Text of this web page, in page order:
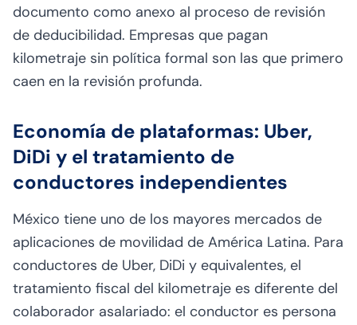
documento como anexo al proceso de revisión
de deducibilidad. Empresas que pagan
kilometraje sin política formal son las que primero
caen en la revisión profunda.
Economía de plataformas: Uber,
DiDi y el tratamiento de
conductores independientes
México tiene uno de los mayores mercados de
aplicaciones de movilidad de América Latina. Para
conductores de Uber, DiDi y equivalentes, el
tratamiento fiscal del kilometraje es diferente del
colaborador asalariado: el conductor es persona